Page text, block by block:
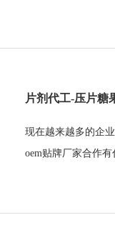
片剂代工-压片糖
现在越来越多的企
oem贴牌厂家合作